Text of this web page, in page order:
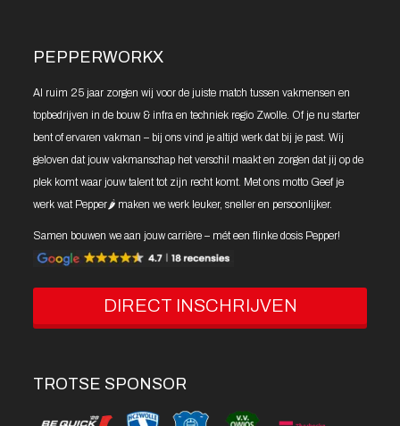
PEPPERWORKX
Al ruim 25 jaar zorgen wij voor de juiste match tussen vakmensen en
topbedrijven in de bouw & infra en techniek regio Zwolle. Of je nu starter
bent of ervaren vakman – bij ons vind je altijd werk dat bij je past. Wij
geloven dat jouw vakmanschap het verschil maakt en zorgen dat jij op de
plek komt waar jouw talent tot zijn recht komt. Met ons motto Geef je
werk wat Pepper🌶️ maken we werk leuker, sneller en persoonlijker.
Samen bouwen we aan jouw carrière – mét een flinke dosis Pepper!
DIRECT INSCHRIJVEN
TROTSE SPONSOR